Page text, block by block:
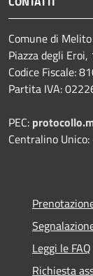
Comune di
Piazza degli
Codice Fiscale:
Partita IVA:
PEC:
Centralino
Leggi le FAQ
Richiesta